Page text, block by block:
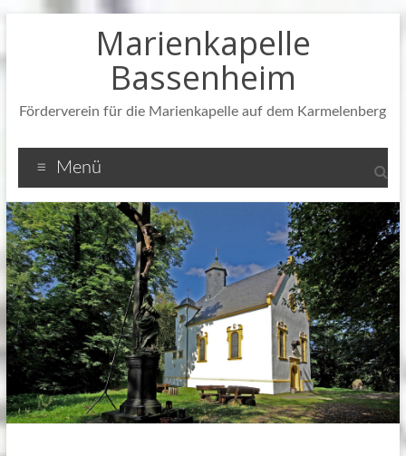
Marienkapelle
Bassenheim
Förderverein für die Marienkapelle auf dem Karmelenberg
Menü